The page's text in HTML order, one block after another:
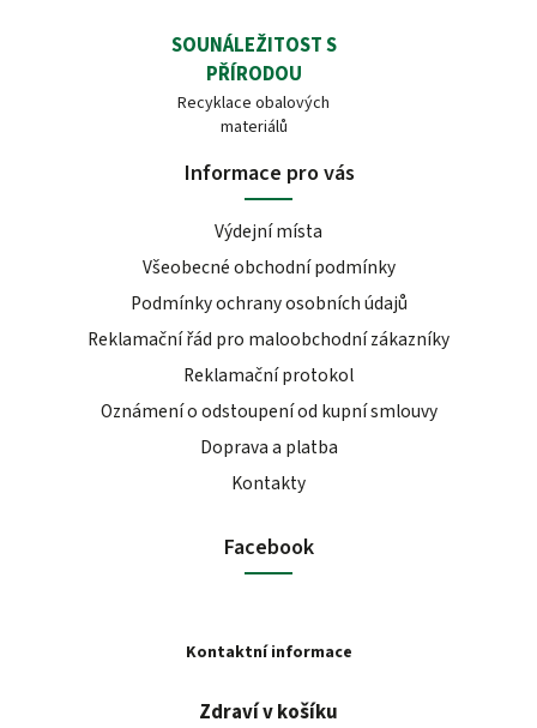
SOUNÁLEŽITOST S
PŘÍRODOU
Recyklace obalových
materiálů
Informace pro vás
Výdejní místa
Všeobecné obchodní podmínky
Podmínky ochrany osobních údajů
Reklamační řád pro maloobchodní zákazníky
Reklamační protokol
Oznámení o odstoupení od kupní smlouvy
Doprava a platba
Kontakty
Facebook
Kontaktní informace
Zdraví v košíku